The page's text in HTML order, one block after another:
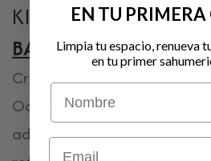
KIT SAHUMADOR
BARRO NEGRO
Creamos este kit uniendo
Oaxaca y sus tradiciones.
además de ser ideal para
EN TU
Limpia tu espacio, renueva
en tu primer
Nombre
Email